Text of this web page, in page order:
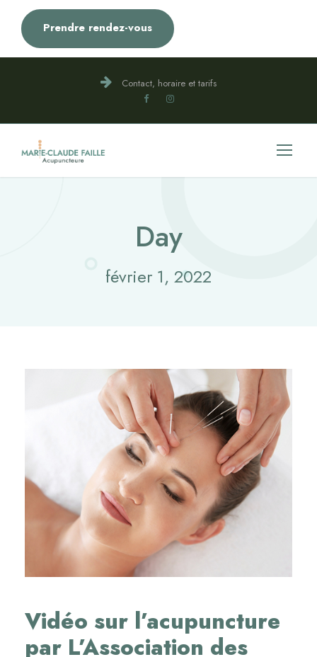
Prendre rendez-vous
Contact, horaire et tarifs
Day
février 1, 2022
Vidéo sur l’acupuncture
par L’Association des